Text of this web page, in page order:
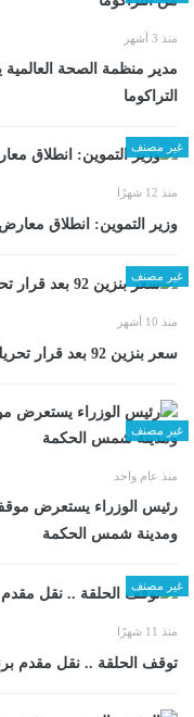
منذ 3 أشهر
مدير منظمة الصحة
التراكوما
غير مصنف
منذ 12 شهرًا
وزير التموين: انطلاق معارض أهلًا مدارس
غير مصنف
منذ 10 أشهر
سعر بنزين 92 بعد قرار تحريك أسعار المنتجات البترولية
غير مصنف
منذ عام واحد
رئيس الوزراء يستعرض
ومدينة شمس الحكمة
غير مصنف
منذ 11 شهرًا
توقف الحلقة .. نقل مقدم برنامج 90 دقيقة إلى